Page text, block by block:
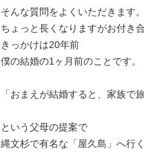
そんな質問をよくいただきます。
ちょっと長くなりますがお付き
きっかけは20年前
僕の結婚の1ヶ月前のことです。
「おまえが結婚すると、家族で
という父母の提案で
縄文杉で有名な「屋久島」へ行